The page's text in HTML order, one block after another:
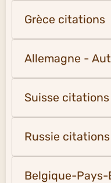
Grèce citations
Allemagne -
Suisse citations
Russie citations
Belgique-